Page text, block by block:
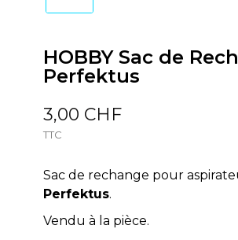
HOBBY Sac de
Perfektus
3,00 CHF
TTC
Sac de rechange pour
Perfektus.
Vendu à la pièce.